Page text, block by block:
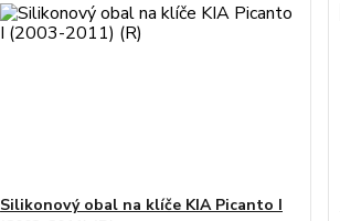
Silikonový obal na klíče KIA Picanto I